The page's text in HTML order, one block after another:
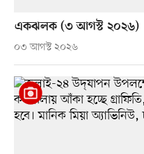
একঝলক (৩ আগস্ট ২০২৬)
০৩ আগস্ট ২০২৬